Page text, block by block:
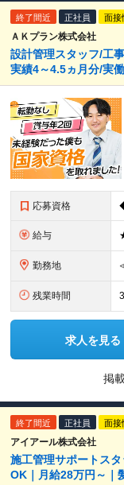
終了間近 正社員 面接
ＡＫプラン株式会社
設計管理スタッフ/工
実績4～4.5ヵ月分/実
応募資格
給与
勤務地
残業時間
求人を見る
掲
終了間近 正社員 面接
アイアール株式会社
施工管理サポートス
OK｜月給28万円～｜